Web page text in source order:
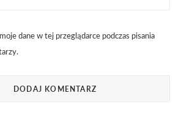
dane w tej przeglądarce podczas pisania